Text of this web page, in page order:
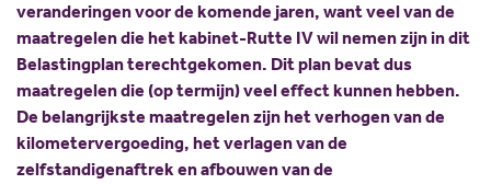
veranderingen voor de komende jaren, want veel van de
maatregelen die het kabinet-Rutte IV wil nemen zijn in dit
Belastingplan terechtgekomen. Dit plan bevat dus
maatregelen die (op termijn) veel effect kunnen hebben.
De belangrijkste maatregelen zijn het verhogen van de
kilometervergoeding, het verlagen van de
zelfstandigenaftrek en afbouwen van de